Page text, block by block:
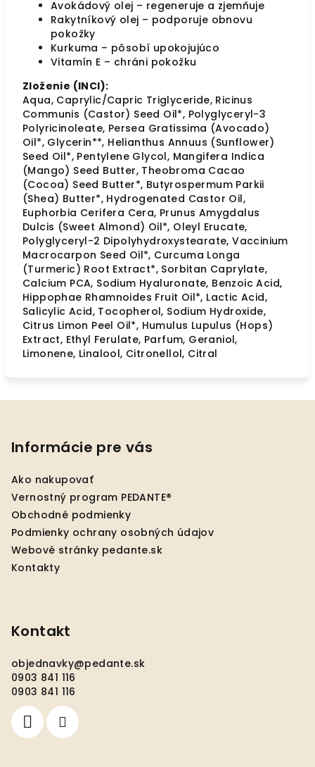
Avokádový olej – regeneruje a zjemňuje
Rakytníkový olej – podporuje obnovu
pokožky
Kurkuma – pôsobí upokojujúco
Vitamín E – chráni pokožku
Zloženie (INCI):
Aqua, Caprylic/Capric Triglyceride, Ricinus
Communis (Castor) Seed Oil*, Polyglyceryl-3
Polyricinoleate, Persea Gratissima (Avocado)
Oil*, Glycerin**, Helianthus Annuus (Sunflower)
Seed Oil*, Pentylene Glycol, Mangifera Indica
(Mango) Seed Butter, Theobroma Cacao
(Cocoa) Seed Butter*, Butyrospermum Parkii
(Shea) Butter*, Hydrogenated Castor Oil,
Euphorbia Cerifera Cera, Prunus Amygdalus
Dulcis (Sweet Almond) Oil*, Oleyl Erucate,
Polyglyceryl-2 Dipolyhydroxystearate, Vaccinium
Macrocarpon Seed Oil*, Curcuma Longa
(Turmeric) Root Extract*, Sorbitan Caprylate,
Calcium PCA, Sodium Hyaluronate, Benzoic Acid,
Hippophae Rhamnoides Fruit Oil*, Lactic Acid,
Salicylic Acid, Tocopherol, Sodium Hydroxide,
Citrus Limon Peel Oil*, Humulus Lupulus (Hops)
Extract, Ethyl Ferulate, Parfum, Geraniol,
Limonene, Linalool, Citronellol, Citral
Informácie pre vás
Ako nakupovať
Vernostný program PEDANTE®
Obchodné podmienky
Podmienky ochrany osobných údajov
Webové stránky pedante.sk
Kontakty
Kontakt
objednavky@pedante.sk
0903 841 116
0903 841 116